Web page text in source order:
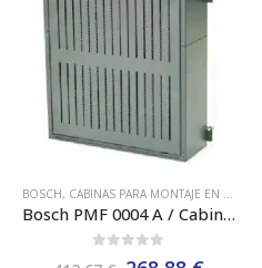
BOSCH, CABINAS PARA MONTAJE EN MARCO BASTIDOR BOSCH
Bosch PMF 0004 A / Cabina para 1 Fuente de Alimentación y Baterías